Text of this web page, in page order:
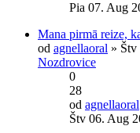
Pia 07. Aug
Mana pirmā reize,
od agnellaoral »
Nozdrovice
0
28
od agnellaoral
Štv 06. Aug